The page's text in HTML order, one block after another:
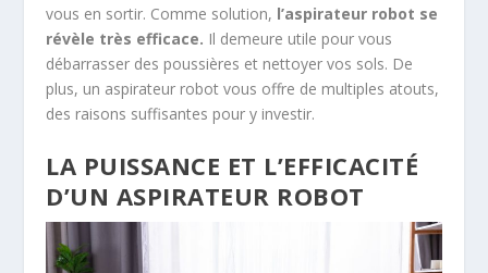
vous en sortir. Comme solution, l’aspirateur robot se
révèle très efficace. Il demeure utile pour vous
débarrasser des poussières et nettoyer vos sols. De
plus, un aspirateur robot vous offre de multiples atouts,
des raisons suffisantes pour y investir.
LA PUISSANCE ET L’EFFICACITÉ
D’UN ASPIRATEUR ROBOT